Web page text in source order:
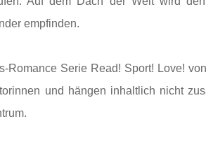
empfinden.
Romance Serie Read! Sport! Love!
und hängen inhaltlich nicht